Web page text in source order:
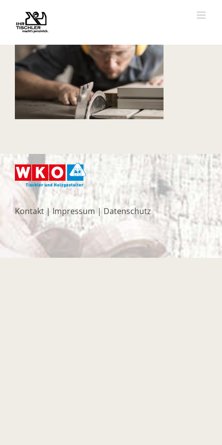
springen
Kontakt | Impressum | Datenschutz